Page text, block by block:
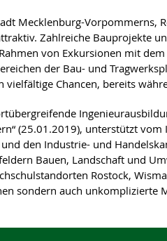
Mecklenburg-Vorpommerns,
Zahlreiche Bauprojekte
von Exkursionen mit
der Bau- und
Chancen, bereits
(25.01.2019), unterstützt
den Industrie- und
Bauen, Landschaft und
Rostock,
sondern auch unkomplizierte